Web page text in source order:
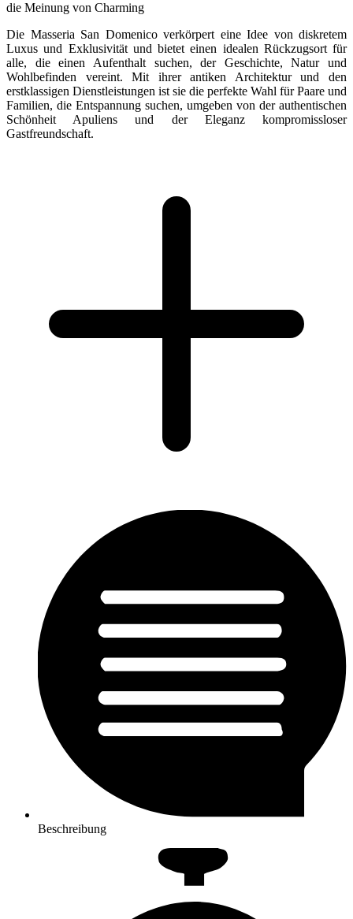
die Meinung von Charming
Die Masseria San Domenico verkörpert eine Idee von diskretem
Luxus und Exklusivität und bietet einen idealen Rückzugsort für
alle, die einen Aufenthalt suchen, der Geschichte, Natur und
Wohlbefinden vereint. Mit ihrer antiken Architektur und den
erstklassigen Dienstleistungen ist sie die perfekte Wahl für Paare und
Familien, die Entspannung suchen, umgeben von der authentischen
Schönheit Apuliens und der Eleganz kompromissloser
Gastfreundschaft.
Beschreibung